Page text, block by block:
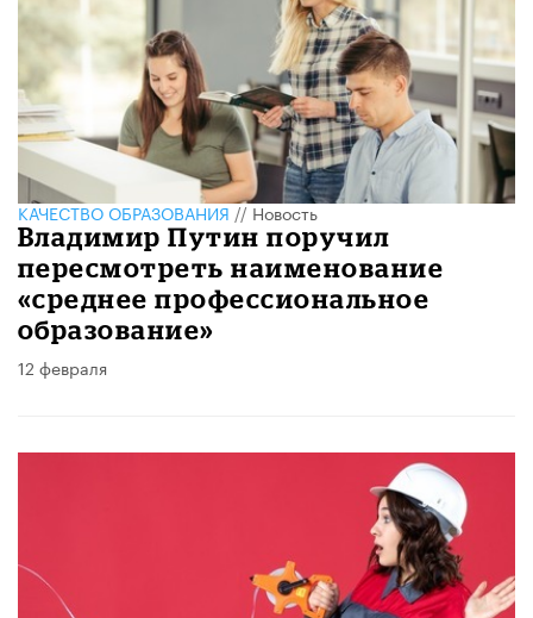
КАЧЕСТВО ОБРАЗОВАНИЯ//Новость
Владимир Путин поручил
пересмотреть наименование
«среднее профессиональное
образование»
12 февраля